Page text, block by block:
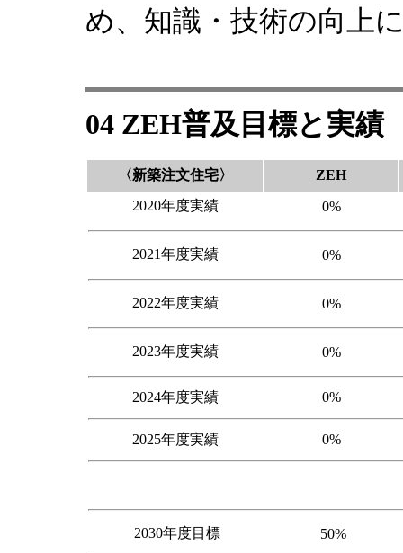
め、知識・技術の向上
04 ZEH普及目標と実績
〈新築注文住宅〉
ZEH
2020年度実績
0%
2021年度実績 0%
2022年度実績 0%
2023年度実績 0%
2024年度実績 0%
2025年度実績 0%
2030年度目標 50%